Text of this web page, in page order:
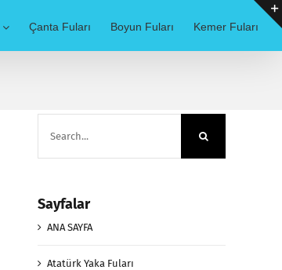
Çanta Fuları Boyun Fuları Kemer Fuları
for:
Sayfalar
ANA SAYFA
Atatürk Yaka Fuları